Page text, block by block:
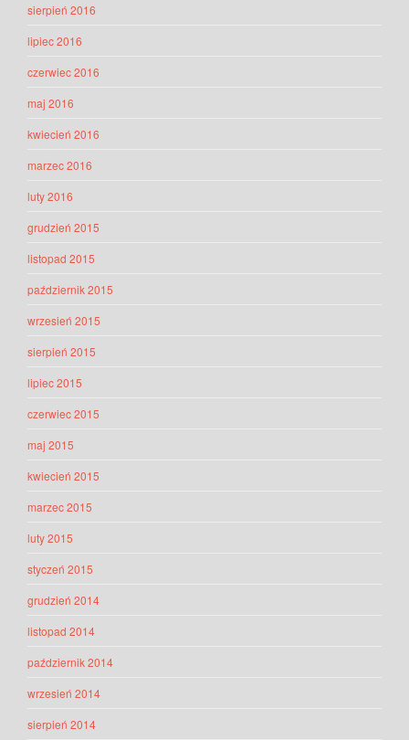
sierpień 2016
lipiec 2016
czerwiec 2016
maj 2016
kwiecień 2016
marzec 2016
luty 2016
grudzień 2015
listopad 2015
październik 2015
wrzesień 2015
sierpień 2015
lipiec 2015
czerwiec 2015
maj 2015
kwiecień 2015
marzec 2015
luty 2015
styczeń 2015
grudzień 2014
listopad 2014
październik 2014
wrzesień 2014
sierpień 2014